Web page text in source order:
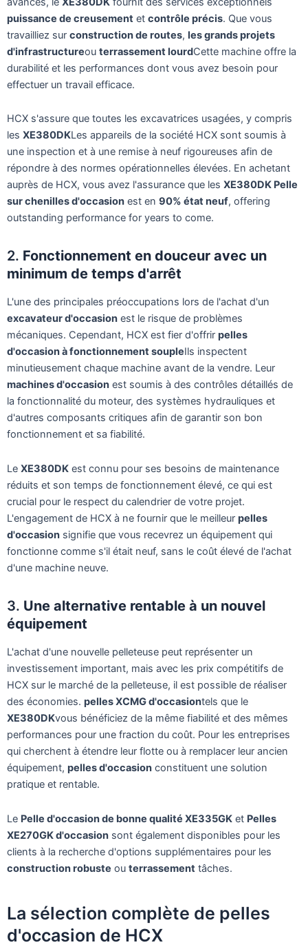
puissance de creusement et contrôle précis. Que vous
travailliez sur construction de routes, les grands projets
d'infrastructureou terrassement lourdCette machine offre la
durabilité et les performances dont vous avez besoin pour
effectuer un travail efficace.
HCX s'assure que toutes les excavatrices usagées, y compris
les XE380DKLes appareils de la société HCX sont soumis à
une inspection et à une remise à neuf rigoureuses afin de
répondre à des normes opérationnelles élevées. En achetant
auprès de HCX, vous avez l'assurance que les XE380DK Pelle
sur chenilles d'occasion est en 90% état neuf, offering
outstanding performance for years to come.
2. Fonctionnement en douceur avec un
minimum de temps d'arrêt
L'une des principales préoccupations lors de l'achat d'un
excavateur d'occasion est le risque de problèmes
mécaniques. Cependant, HCX est fier d'offrir pelles
d'occasion à fonctionnement soupleIls inspectent
minutieusement chaque machine avant de la vendre. Leur
machines d'occasion est soumis à des contrôles détaillés de
la fonctionnalité du moteur, des systèmes hydrauliques et
d'autres composants critiques afin de garantir son bon
fonctionnement et sa fiabilité.
Le XE380DK est connu pour ses besoins de maintenance
réduits et son temps de fonctionnement élevé, ce qui est
crucial pour le respect du calendrier de votre projet.
L'engagement de HCX à ne fournir que le meilleur pelles
d'occasion signifie que vous recevrez un équipement qui
fonctionne comme s'il était neuf, sans le coût élevé de l'achat
d'une machine neuve.
3. Une alternative rentable à un nouvel
équipement
L'achat d'une nouvelle pelleteuse peut représenter un
investissement important, mais avec les prix compétitifs de
HCX sur le marché de la pelleteuse, il est possible de réaliser
des économies. pelles XCMG d'occasiontels que le
XE380DKvous bénéficiez de la même fiabilité et des mêmes
performances pour une fraction du coût. Pour les entreprises
qui cherchent à étendre leur flotte ou à remplacer leur ancien
équipement, pelles d'occasion constituent une solution
pratique et rentable.
Le Pelle d'occasion de bonne qualité XE335GK et Pelles
XE270GK d'occasion sont également disponibles pour les
clients à la recherche d'options supplémentaires pour les
construction robuste ou terrassement tâches.
La sélection complète de pelles
d'occasion de HCX